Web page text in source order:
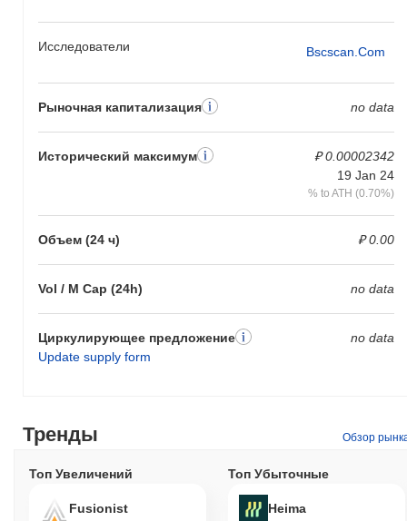
Исследователи Bscscan.com
Рыночная капитализация no data
Исторический максимум
₽ 0.00002342
19 Jan 24
% to ATH (0.70%)
Объем (24 ч) ₽ 0.00
Vol / M Cap (24h) no data
Циркулирующее предложение
Update supply form
no data
Тренды Обзор
Топ Увеличений
Fusionist
Топ Убыточные
Heima